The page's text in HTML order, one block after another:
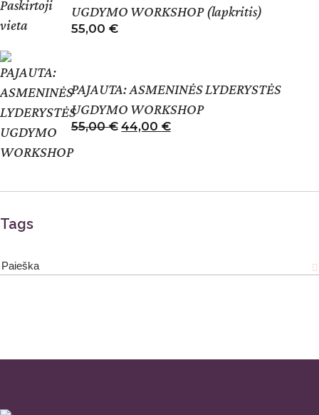
UGDYMO WORKSHOP (lapkritis)
55,00 €
PAJAUTA: ASMENINĖS LYDERYSTĖS
UGDYMO WORKSHOP
55,00€ 44,00 €
Tags